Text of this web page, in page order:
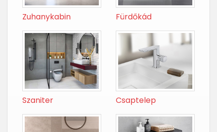
Zuhanykabin Fürdőkád
Szaniter Csaptelep